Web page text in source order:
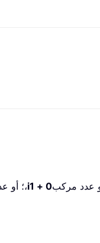
؛ أو عدد تخيلي بحت جزؤه الحقيقي هو 0، على سبيل المثال،i عدد مركب